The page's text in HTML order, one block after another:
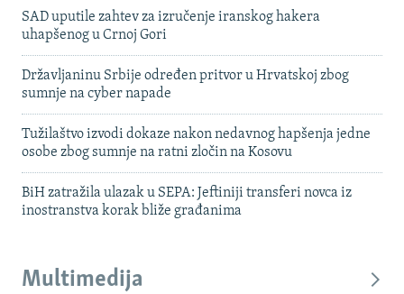
SAD uputile zahtev za izručenje iranskog hakera
uhapšenog u Crnoj Gori
Državljaninu Srbije određen pritvor u Hrvatskoj zbog
sumnje na cyber napade
Tužilaštvo izvodi dokaze nakon nedavnog hapšenja jedne
osobe zbog sumnje na ratni zločin na Kosovu
BiH zatražila ulazak u SEPA: Jeftiniji transferi novca iz
inostranstva korak bliže građanima
Multimedija